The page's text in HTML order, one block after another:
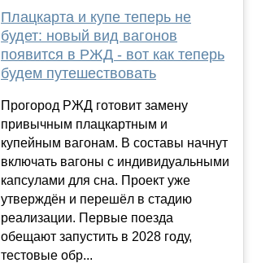
Плацкарта и купе теперь не
будет: новый вид вагонов
появится в РЖД - вот как теперь
будем путешествовать
Прогород РЖД готовит замену
привычным плацкартным и
купейным вагонам. В составы начнут
включать вагоны с индивидуальными
капсулами для сна. Проект уже
утверждён и перешёл в стадию
реализации. Первые поезда
обещают запустить в 2028 году,
тестовые обр...